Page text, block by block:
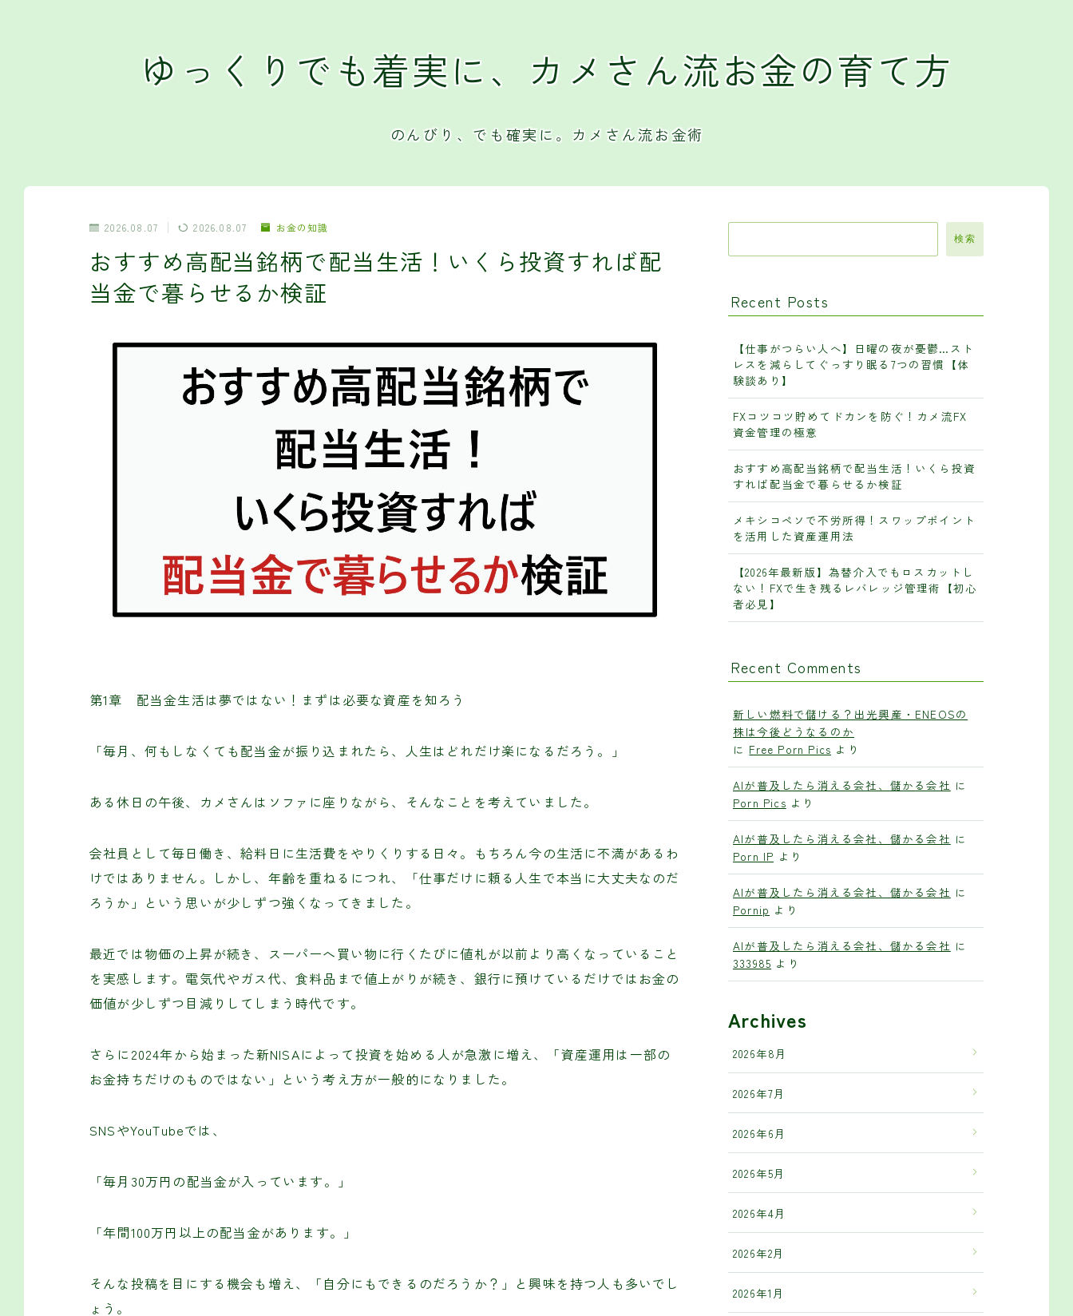
ゆっくりでも着実に、カメさん流お金の育て方
のんびり、でも確実に。カメさん流お金術
2026.08.07 2026.08.07 お金の知識
おすすめ高配当銘柄で配当生活！いくら投資すれば配
当金で暮らせるか検証
第1章 配当金生活は夢ではない！まずは必要な資産を知ろう
「毎月、何もしなくても配当金が振り込まれたら、人生はどれだけ楽になるだろう。」
ある休日の午後、カメさんはソファに座りながら、そんなことを考えていました。
会社員として毎日働き、給料日に生活費をやりくりする日々。もちろん今の生活に不満があるわ
けではありません。しかし、年齢を重ねるにつれ、「仕事だけに頼る人生で本当に大丈夫なのだ
ろうか」という思いが少しずつ強くなってきました。
最近では物価の上昇が続き、スーパーへ買い物に行くたびに値札が以前より高くなっていること
を実感します。電気代やガス代、食料品まで値上がりが続き、銀行に預けているだけではお金の
価値が少しずつ目減りしてしまう時代です。
さらに2024年から始まった新NISAによって投資を始める人が急激に増え、「資産運用は一部の
お金持ちだけのものではない」という考え方が一般的になりました。
SNSやYouTubeでは、
「毎月30万円の配当金が入っています。」
「年間100万円以上の配当金があります。」
そんな投稿を目にする機会も増え、「自分にもできるのだろうか？」と興味を持つ人も多いでし
ょう。
検索
Recent Posts
【仕事がつらい人へ】日曜の夜が憂鬱…スト
レスを減らしてぐっすり眠る7つの習慣【体
験談あり】
FXコツコツ貯めてドカンを防ぐ！カメ流FX
資金管理の極意
おすすめ高配当銘柄で配当生活！いくら投資
すれば配当金で暮らせるか検証
メキシコペソで不労所得！スワップポイント
を活用した資産運用法
【2026年最新版】為替介入でもロスカットし
ない！FXで生き残るレバレッジ管理術【初心
者必見】
Recent Comments
新しい燃料で儲ける？出光興産・ENEOSの
株は今後どうなるのか
に Free Porn Pics より
AIが普及したら消える会社、儲かる会社 に
Porn Pics より
AIが普及したら消える会社、儲かる会社 に
Porn IP より
AIが普及したら消える会社、儲かる会社 に
Pornip より
AIが普及したら消える会社、儲かる会社 に
333985 より
Archives
2026年8月
2026年7月
2026年6月
2026年5月
2026年4月
2026年2月
2026年1月